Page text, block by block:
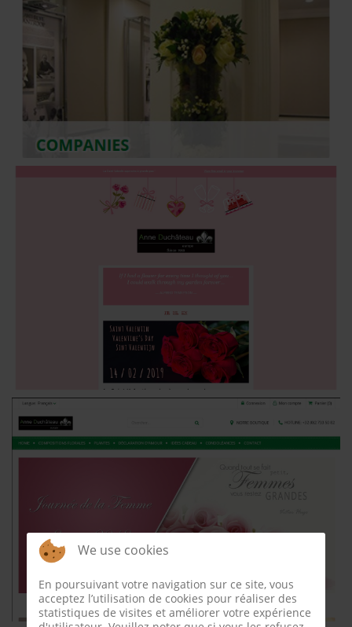
We use cookies
En poursuivant votre navigation sur ce site, vous
acceptez l’utilisation de cookies pour réaliser des
statistiques de visites et améliorer votre expérience